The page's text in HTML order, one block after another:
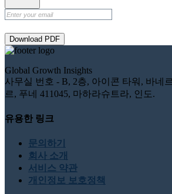
Download PDF
Global Growth Insights
사무실 번호 - B, 2층, 아이콘 타워, 바네
르, 푸네 411045, 마하라슈트라, 인도.
유용한 링크
문의하기
회사 소개
서비스 약관
개인정보 보호정책